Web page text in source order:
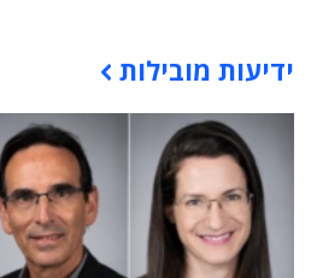
ידיעות מובילות